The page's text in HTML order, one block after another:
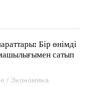
Бір өнімді
сатып
/ Экономика